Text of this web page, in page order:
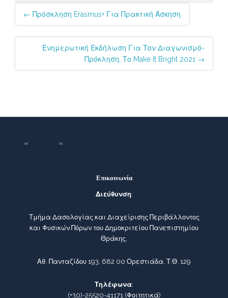
Post
navigation
← Πρόσκληση Erasmus+ Για Πρακτική Άσκηση
Ενημερωτική Εκδήλωση Για Τον Διαγωνισμό-
Πρόκληση, Το Make It Bright 2021 →
Επικοινωνία
Διεύθυνση:
Τμήμα Δασολογίας και Διαχείρισης Περιβάλλοντος
και Φυσικών Πόρων του Δημοκριτείου Πανεπιστημίου
Θράκης,
Αθ. Πανταζίδου 193, 682 00 Ορεστιάδα, Τ.Θ. 129
Τηλέφωνα:
(+30)-25520-41171(Φοιτητικά)